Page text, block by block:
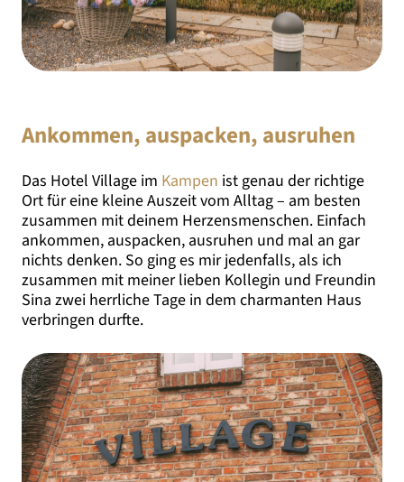
Ankommen, auspacken, ausruhen
Das Hotel Village im Kampen ist genau der richtige
Ort für eine kleine Auszeit vom Alltag – am besten
zusammen mit deinem Herzensmenschen. Einfach
ankommen, auspacken, ausruhen und mal an gar
nichts denken. So ging es mir jedenfalls, als ich
zusammen mit meiner lieben Kollegin und Freundin
Sina zwei herrliche Tage in dem charmanten Haus
verbringen durfte.